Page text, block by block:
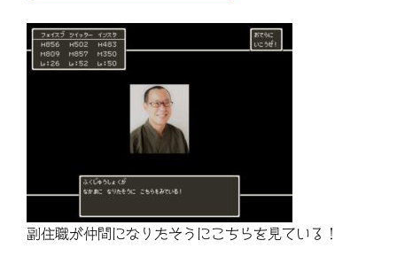
副住職が仲間になりたそうにこちらを見ている！